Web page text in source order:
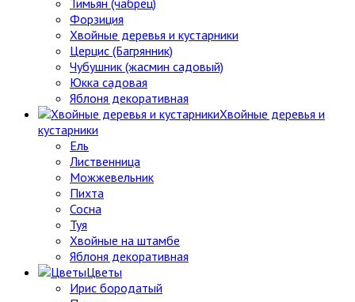
Форзиция
Хвойные деревья и кустарники
Церцис (Багрянник)
Чубушник (жасмин садовый)
Юкка садовая
Яблоня декоративная
Хвойные деревья и
кустарники
Ель
Лиственница
Можжевельник
Пихта
Сосна
Туя
Хвойные на штамбе
Яблоня декоративная
Цветы
Ирис бородатый